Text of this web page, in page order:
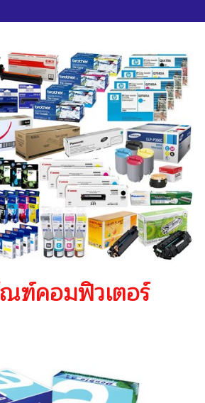
ฑ์คอมฟิวเตอร์